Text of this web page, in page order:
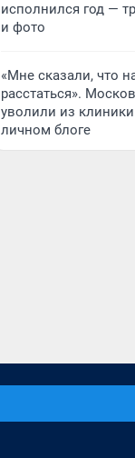
исполнился год —
и фото
«Мне сказали, что
расстаться».
уволили из
личном блоге